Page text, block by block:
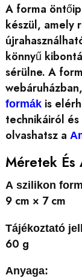
A forma
készül, amely
könnyű
sérülne. A
formákis
technikáiról
olvashatsz a
Méretek És
A szilikon
9 cm × 7 cm
Tájékoztató
60 g
Anyaga: